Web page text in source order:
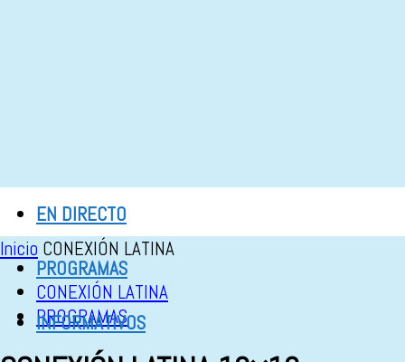
EN DIRECTO
PROGRAMAS
INFORMATIVOS
Inicio CONEXIÓN LATINA
CONEXIÓN LATINA
PROGRAMAS